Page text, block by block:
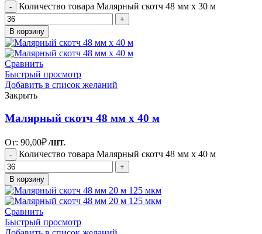
Количество товара Малярный скотч 48 мм х 30 м
В корзину
Сравнить
Быстрый просмотр
Добавить в список желаний
Закрыть
Малярный скотч 48 мм х 40 м
От: 90,00₽ /ШТ.
Количество товара Малярный скотч 48 мм х 40 м
В корзину
Сравнить
Быстрый просмотр